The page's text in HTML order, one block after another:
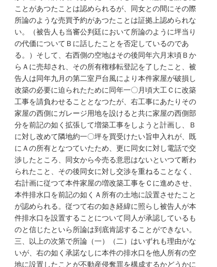
ことがあつたことは認められるが、同女との間にその際
所論のような売買予約があつたことは証拠上認められな
い。（被告人も当審公判廷において所論のように坪当り
の代価についてＢに話したことを否定しているのであ
る。）そして、右西側の空地はその後同年六月末頃Ｂか
らＡに売却され、その所有権移転登記を了したこと、被
告人は同年九月の第二室戸台風により本件家屋が破損し
改築の必要に迫られたために同年一〇月頃大工Ｃに改築
工事を請負わせることとなつたが、右工事にあたりその
家屋の西側にガレージ用地を設けると共に家屋の西側部
分を前記の如く拡張して増築工事をしようと計画し、Ｂ
に対し改めて隣地約一〇坪を買受けたい旨申入れが、既
にＡの所有となつていたため、更に同女に対し電話で交
渉したところ、同女から今売る意思はないといつて断わ
られたこと、その後同女に対し交渉を重ねることなく、
右計画に従つて本件家屋の増改築工事をＣに進めさせ、
本件排水口を前記の如くＡ所有の土地に設置させたこと
が認められる。従つて右の如き経緯に照らし被告人が本
件排水口を設置することについて同人が承認しているも
のと信じたといら所論は到底肯認することができない。
三、以上の次第で所論（一）（二）はいずれも理由がな
いが、右の如く承諾なしに本件の排水口を他人所有の空
地に設置したことが不動産侵奪罪を構成するかどうかに